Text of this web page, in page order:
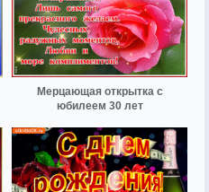
Мерцающая открытка с
юбилеем 30 лет